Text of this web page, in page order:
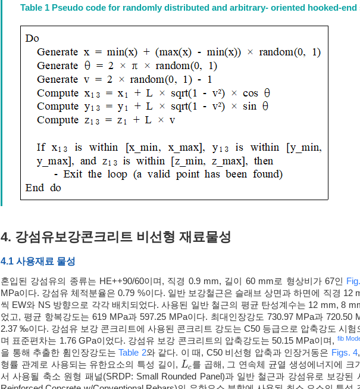
Table 1 Pseudo code for randomly distributed and arbitrary- oriented hooked-end
4. 강섬유보강콘크리트 비선형 재료물성
4.1 사용재료 물성
혼입된 강섬유의 종류는 HE++90/60이며, 직경 0.9 mm, 길이 60 mm로 형상비가 67인
MPa이다. 강섬유 체적분율은 0.79 %이다. 일반 보강철근은 슬래브 상면과 하면에 직경 12
씩 EW와 NS 방향으로 각각 배치되었다. 사용된 일반 철근의 평균 탄성계수는 12 mm, 8
었고, 평균 항복강도는 619 MPa과 597.25 MPa이다. 최대인장강도 730.97 MPa과
2.37 ‰이다. 강섬유 보강 콘크리트에 사용된 콘크리트 강도는 C50 등급으로 압축강도 시험
며 표준편차는 1.76 GPa이었다. 강섬유 보강 콘크리트의 압축강도는 50.15 MPa이며, fib
을 통해 추출한 휨인장강도는Table 2와 같다. 이 때, C50 비선형 압축과 인장거동은 Figs. 4,
형률 관계로 사용되는 유한요소의 특성 길이, Lc
Lc 를 곱해, 그 연속체 균열 생성에너지에 크
서 사용될 축소 원형 패널(SRDP: Small Rounded Panel)과 일반 철근과 강섬유로 보강된